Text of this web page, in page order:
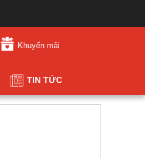
Khuyến mãi
TIN TỨC